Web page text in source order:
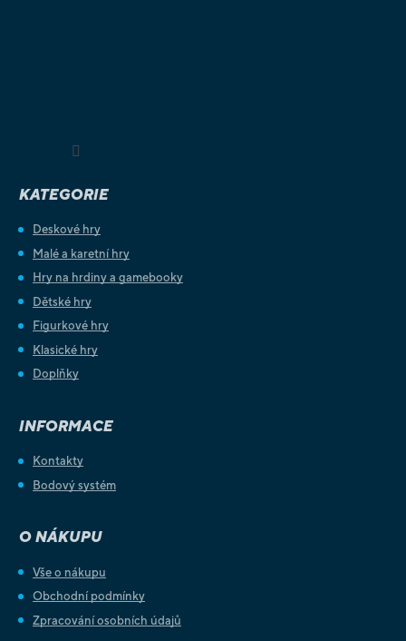
KATEGORIE
Deskové hry
Malé a karetní hry
Hry na hrdiny a gamebooky
Dětské hry
Figurkové hry
Klasické hry
Doplňky
INFORMACE
Kontakty
Bodový systém
O NÁKUPU
Vše o nákupu
Obchodní podmínky
Zpracování osobních údajů